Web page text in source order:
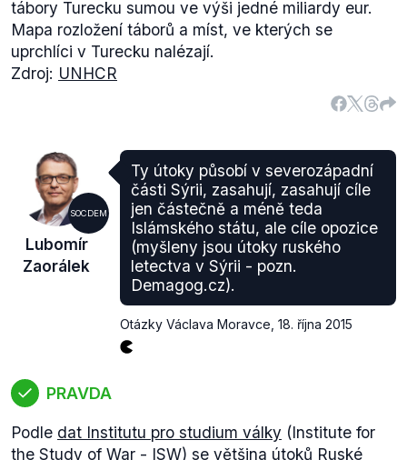
Jakkoliv jsou výše uvedené výpočty a dedukce v
rozporu s tvrzením ministra Zaorálka, jsou natolik
velkými zobecněními, že výrok není možné s jistotou
vyvrátit.
tábory Turecku sumou ve výši jedné miliardy eur.
Mapa rozložení táborů a míst, ve kterých se
uprchlíci v Turecku nalézají.
Zdroj: UNHCR
SOCDEM
Lubomír
Zaorálek
Ty útoky působí v severozápadní
části Sýrii, zasahují, zasahují cíle
jen částečně a méně teda
Islámského státu, ale cíle opozice
(myšleny jsou útoky ruského
letectva v Sýrii - pozn.
Demagog.cz).
Otázky Václava Moravce 18. října 2015
PRAVDA
Podle dat Institutu pro studium války (Institute for
the Study of War - ISW) se většina útoků Ruské